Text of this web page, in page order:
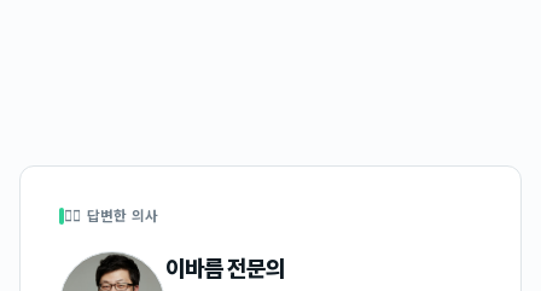
👩‍⚕️ 답변한 의사
이바름전문의